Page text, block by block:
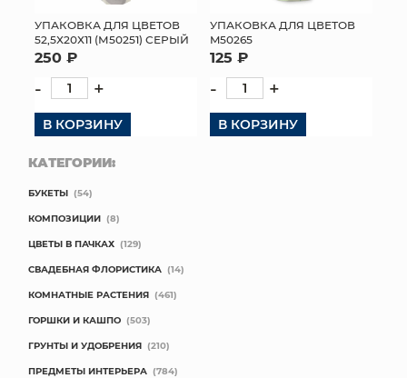
УПАКОВКА ДЛЯ ЦВЕТОВ
52,5Х20Х11 (М50251) СЕРЫЙ
250 ₽
- +
В КОРЗИНУ
УПАКОВКА ДЛЯ ЦВЕТОВ
M50265
125 ₽
- +
В КОРЗИНУ
КАТЕГОРИИ:
БУКЕТЫ (54)
КОМПОЗИЦИИ (8)
ЦВЕТЫ В ПАЧКАХ (129)
СВАДЕБНАЯ ФЛОРИСТИКА (14)
КОМНАТНЫЕ РАСТЕНИЯ (461)
ГОРШКИ И КАШПО (503)
ГРУНТЫ И УДОБРЕНИЯ (210)
ПРЕДМЕТЫ ИНТЕРЬЕРА (784)